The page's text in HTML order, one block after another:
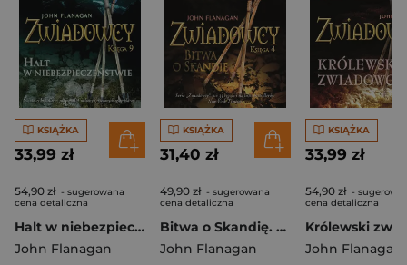
KSIĄŻKA
33,99 zł
54,90 zł - sugerowana
cena detaliczna
Halt w niebezpieczeństwie. Zwiadowcy. Tom 9
John Flanagan
KSIĄŻKA
31,40 zł
49,90 zł - sugerowana
cena detaliczna
Bitwa o Skandię. Zwiadowcy. Tom 4
John Flanagan
KSIĄŻKA
33,99 zł
54,90 zł -
cena detaliczna
John Flanagan